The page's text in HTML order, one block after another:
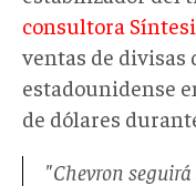
consultora
ventas de divisas
estadounidense
de dólares
"Chevron